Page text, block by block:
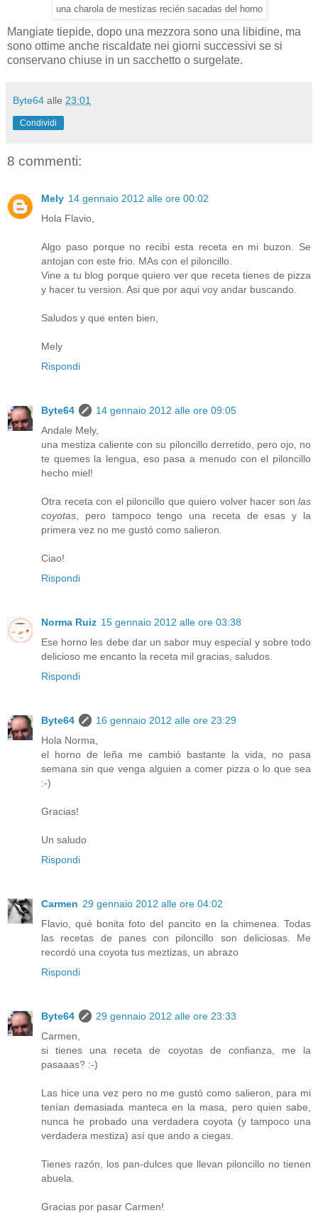
una charola de mestizas recién sacadas del horno
Mangiate tiepide, dopo una mezzora sono una libidine, ma
sono ottime anche riscaldate nei giorni successivi se si
conservano chiuse in un sacchetto o surgelate.
Byte64 alle 23:01
Condividi
8 commenti:
Mely 14 gennaio 2012 alle ore 00:02
Hola Flavio,
Algo paso porque no recibi esta receta en mi buzon. Se
antojan con este frio. MAs con el piloncillo.
Vine a tu blog porque quiero ver que receta tienes de pizza
y hacer tu version. Asi que por aqui voy andar buscando.
Saludos y que enten bien,
Mely
Rispondi
Byte64
14 gennaio 2012 alle ore 09:05
Andale Mely,
una mestiza caliente con su piloncillo derretido, pero ojo, no
te quemes la lengua, eso pasa a menudo con el piloncillo
hecho miel!
Otra receta con el piloncillo que quiero volver hacer son las
coyotas , pero tampoco tengo una receta de esas y la
primera vez no me gustó como salieron.
Ciao!
Rispondi
Norma Ruiz 15 gennaio 2012 alle ore 03:38
Ese horno les debe dar un sabor muy especial y sobre todo
delicioso me encanto la receta mil gracias, saludos.
Rispondi
Byte64
16 gennaio 2012 alle ore 23:29
Hola Norma,
el horno de leña me cambió bastante la vida, no pasa
semana sin que venga alguien a comer pizza o lo que sea
:-)
Gracias!
Un saludo
Rispondi
Carmen 29 gennaio 2012 alle ore 04:02
Flavio, qué bonita foto del pancito en la chimenea. Todas
las recetas de panes con piloncillo son deliciosas. Me
recordó una coyota tus meztizas, un abrazo
Rispondi
Byte64
29 gennaio 2012 alle ore 23:33
Carmen,
si tienes una receta de coyotas de confianza, me la
pasaaas? :-)
Las hice una vez pero no me gustó como salieron, para mi
tenían demasiada manteca en la masa, pero quien sabe,
nunca he probado una verdadera coyota (y tampoco una
verdadera mestiza) así que ando a ciegas.
Tienes razón, los pan-dulces que llevan piloncillo no tienen
abuela.
Gracias por pasar Carmen!